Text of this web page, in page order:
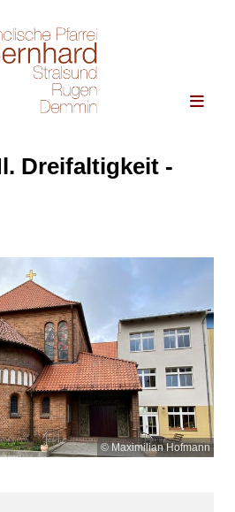
Dreifaltigkeit -
© Maximilian Hofmann